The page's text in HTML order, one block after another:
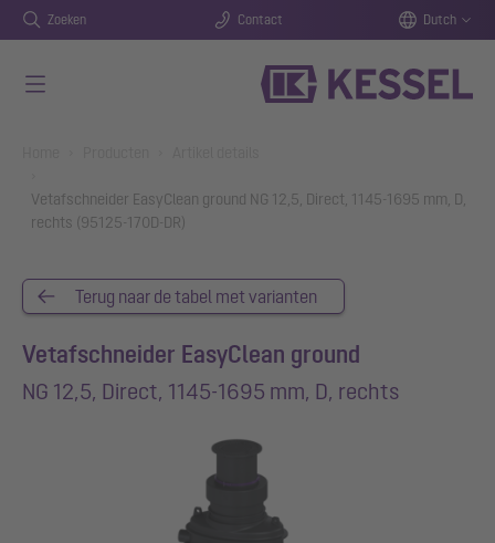
Zoeken Contact Dutch
Vetafschneider EasyClean ground NG 12,5, Direct, 1145-1695 mm, D,
rechts (95125-170D-DR)
Terug naar de tabel met varianten
Vetafschneider EasyClean ground
NG 12,5, Direct, 1145-1695 mm, D, rechts